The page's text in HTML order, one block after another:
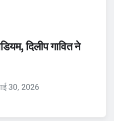
दिलीप गावित ने
30, 2026